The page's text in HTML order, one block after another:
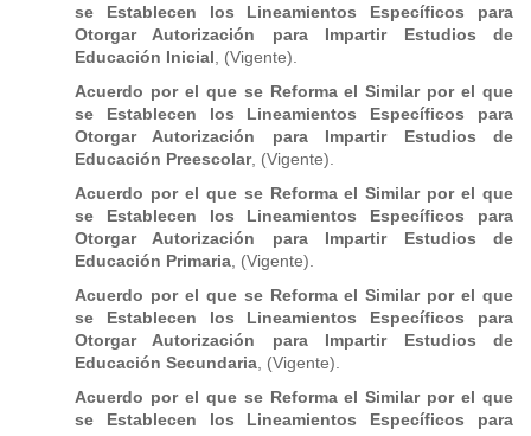
se Establecen los Lineamientos Específicos para
Otorgar Autorización para Impartir Estudios de
Educación Inicial , (Vigente).
Acuerdo por el que se Reforma el Similar por el que
se Establecen los Lineamientos Específicos para
Otorgar Autorización para Impartir Estudios de
Educación Preescolar, (Vigente).
Acuerdo por el que se Reforma el Similar por el que
se Establecen los Lineamientos Específicos para
Otorgar Autorización para Impartir Estudios de
Educación Primaria , (Vigente).
Acuerdo por el que se Reforma el Similar por el que
se Establecen los Lineamientos Específicos para
Otorgar Autorización para Impartir Estudios de
Educación Secundaria , (Vigente).
Acuerdo por el que se Reforma el Similar por el que
se Establecen los Lineamientos Específicos para